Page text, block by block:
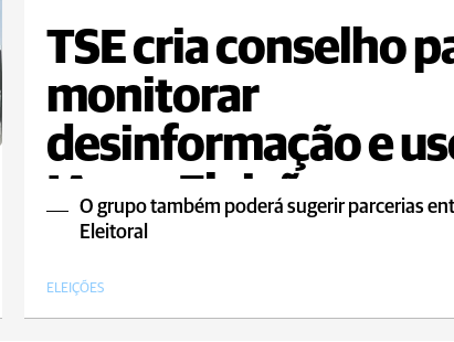
TSE cria conselho
monitorar
desinformação e
IA nas Eleições
O grupo também poderá sugerir parcerias
Eleitoral
ELEIÇÕES